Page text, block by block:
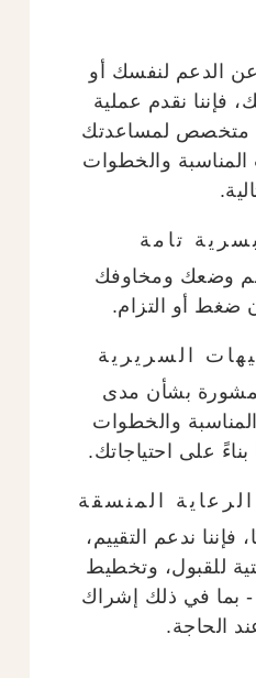
الدعم لنفسك أو
نقدم عملية
متخصص لمساعدتك
والخطوات
وضعك ومخاوفك
ضغط أو التزام.
بشأن مدى
والخطوات
بناءً على احتياجاتك.
فإننا ندعم التقييم،
للقبول، وتخطيط
- بما في ذلك إشراك
الحاجة.